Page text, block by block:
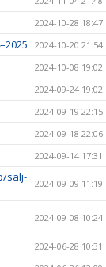
2024-10-28 18:47
2024-10-20 21:54
2024-10-08 19:02
2024-09-24 19:02
2024-09-19 22:15
2024-09-18 22:06
2024-09-14 17:31
sälj-
2024-09-09 11:19
2024-09-08 10:24
2024-06-28 10:31